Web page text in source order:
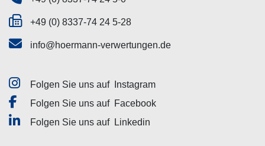
+49 (0) 8337-74 24 5-28
info@hoermann-verwertungen.de
Folgen Sie uns auf
Instagram
Folgen Sie uns auf Facebook
Folgen Sie uns auf
Linkedin